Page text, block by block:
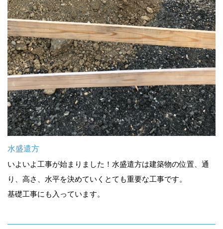
水盛遣方
いよいよ工事が始まりました！水盛遣方は建築物の位置、通
り、高さ、水平を決めていくとても重要な工事です。
基礎工事にも入っています。